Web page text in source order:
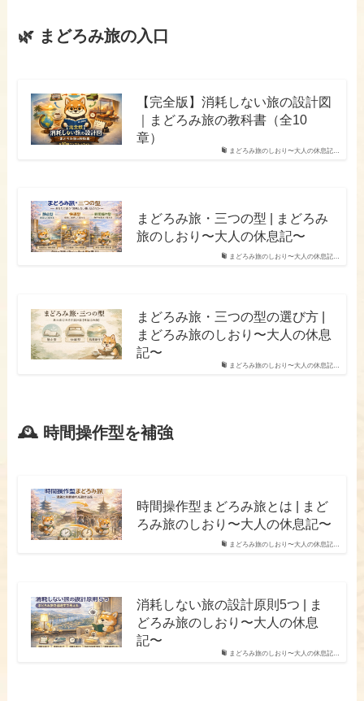
🌿 まどろみ旅の入口
まどろみ旅のしおり〜大人の休息記…
【完全版】消耗しない旅の設計図
｜まどろみ旅の教科書（全10
章）
まどろみ旅のしおり〜大人の休息記…
まどろみ旅・三つの型 | まどろみ
旅のしおり〜大人の休息記〜
まどろみ旅のしおり〜大人の休息記…
まどろみ旅・三つの型の選び方 |
まどろみ旅のしおり〜大人の休息
記〜
🕰 時間操作型を補強
まどろみ旅のしおり〜大人の休息記…
時間操作型まどろみ旅とは | まど
ろみ旅のしおり〜大人の休息記〜
まどろみ旅のしおり〜大人の休息記…
消耗しない旅の設計原則5つ | ま
どろみ旅のしおり〜大人の休息
記〜